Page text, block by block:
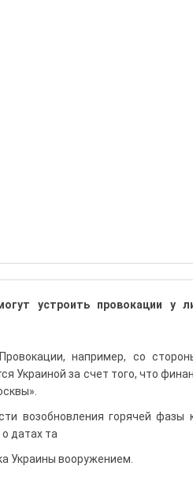
устроить провокации у
например, со
Украиной за счет того, что
возобновления горячей фазы
датах та
Украины вооружением.